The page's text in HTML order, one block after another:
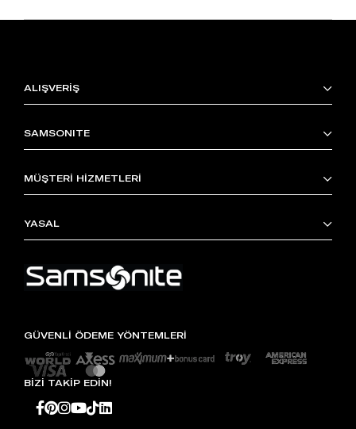
ALIŞVERİŞ
SAMSONITE
MÜŞTERİ HİZMETLERİ
YASAL
GÜVENLİ ÖDEME YÖNTEMLERİ
BİZİ TAKİP EDİN!